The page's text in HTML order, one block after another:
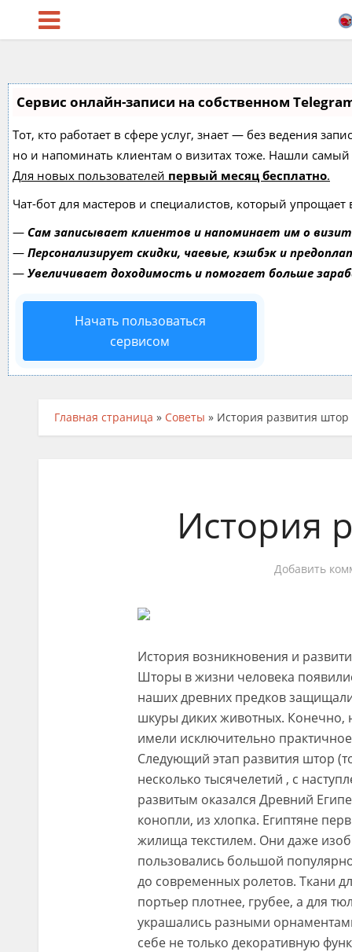
Сервис онлайн-записи на собственном
Тот, кто работает в сфере услуг, знает — без ведения
но и напоминать клиентам о визитах тоже. Нашли
Для новых пользователей первый месяц бесплатно.
Чат-бот для мастеров и специалистов, который упрощает
— Сам записывает клиентов и напоминает им о
— Персонализирует скидки, чаевые, кэшбэк и
— Увеличивает доходимость и помогает больше
Начать пользоваться
сервисом
Главная страница » Советы » История развития штор
История
Добавить
История возникновения и
Шторы в жизни человека
наших древних предков
шкуры диких животных. Конечно,
имели исключительно
Следующий этап развития штор
несколько тысячелетий , с
развитым оказался Древний
конопли, из хлопка. Египтяне
жилища текстилем. Они даже
пользовались большой
до современных ролетов. Ткани
портьер плотнее, грубее, а для
украшались разными
себе не только декоративную